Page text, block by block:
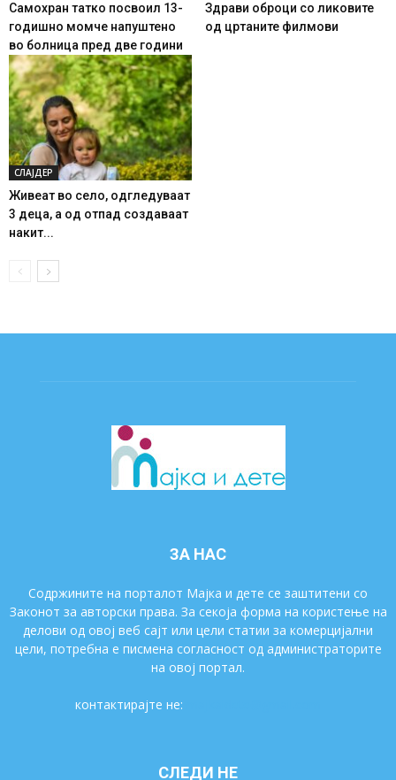
Самохран татко посвоил 13-
годишно момче напуштено
во болница пред две години
Здрави оброци со ликовите
од цртаните филмови
СЛАЈДЕР
Живеат во село, одгледуваат
3 деца, а од отпад создаваат
накит...
ЗА НАС
Содржините на порталот Мајка и дете се заштитени со
Законот за авторски права. За секоја форма на користење на
делови од овој веб сајт или цели статии за комерцијални
цели, потребна е писмена согласност од администраторите
на овој портал.
контактирајте не:
СЛЕДИ НЕ